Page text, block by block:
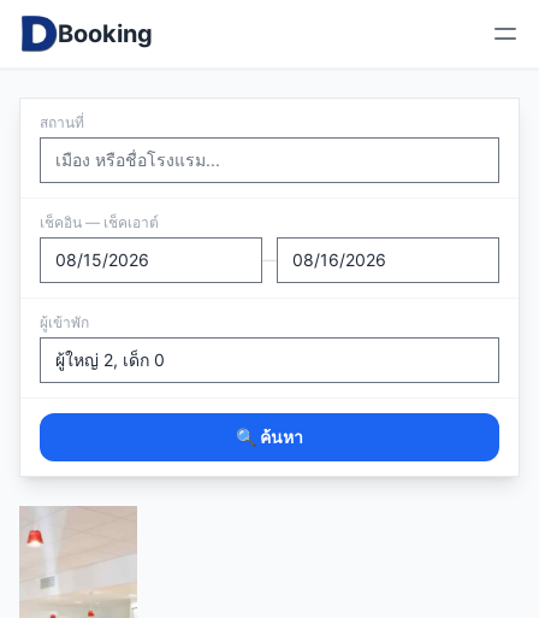
Booking
สถานที่
เช็คอิน — เช็คเอาต์
—
ผู้เข้าพัก
🔍 ค้นหา